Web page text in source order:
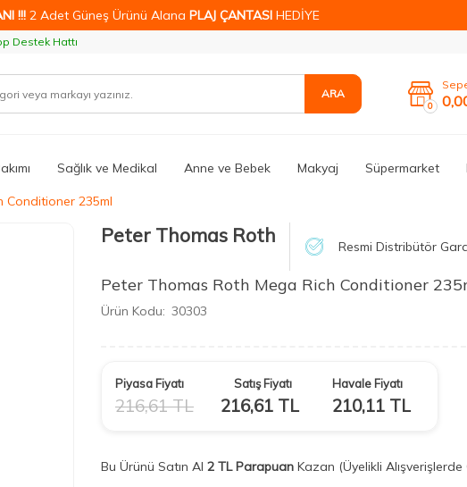
!!! 2 Adet Güneş Ürünü Alana PLAJ ÇANTASI HEDİYE
Destek Hattı
ARA
0
Sağlık ve Medikal Anne ve Bebek Makyaj Süpermarket
Conditioner 235ml
Peter Thomas Roth Resmi Distribütör
Peter Thomas Roth Mega Rich Conditioner
Ürün Kodu: 30303
Piyasa Fiyatı
216,61TL
Satış Fiyatı
216,61 TL
Havale Fiyatı
210,11 TL
Bu Ürünü Satın Al 2 TL Parapuan Kazan (Üyelikli Alışverişlerde